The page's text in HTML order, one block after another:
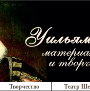
Творчество
Театр